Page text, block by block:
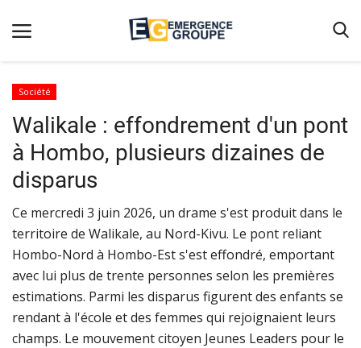
Accueil
Contact
Emergence
Galerie
Terms & Conditions
Nos Publications
Magazine
Nos Videos
Société
Walikale : effondrement d'un pont
à Hombo, plusieurs dizaines de
disparus
Ce mercredi 3 juin 2026, un drame s'est produit dans le
territoire de Walikale, au Nord-Kivu. Le pont reliant
Hombo-Nord à Hombo-Est s'est effondré, emportant
avec lui plus de trente personnes selon les premières
estimations. Parmi les disparus figurent des enfants se
rendant à l'école et des femmes qui rejoignaient leurs
champs. Le mouvement citoyen Jeunes Leaders pour le